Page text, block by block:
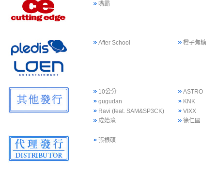
嘴霸
After School 橙子焦糖
10公分
ASTRO
gugudan
KNK
Ravi (feat. SAM&SP3CK)
VIXX
成始璄
徐仁國
張根碩